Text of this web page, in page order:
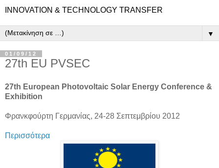
INNOVATION & TECHNOLOGY TRANSFER
▼
01/09/12
27th EU PVSEC
27th European Photovoltaic Solar Energy Conference &
Exhibition
Φρανκφούρτη Γερμανίας, 24-28 Σεπτεμβρίου 2012
Περισσότερα